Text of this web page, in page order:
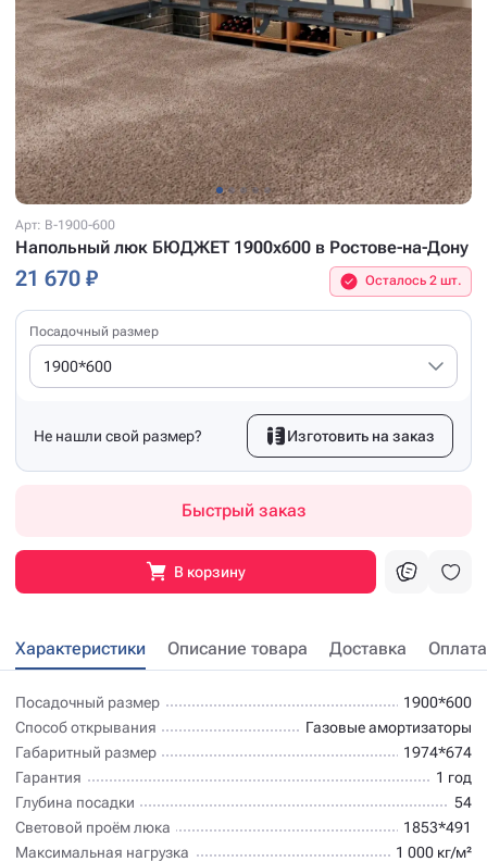
Арт: B-1900-600
Напольный люк БЮДЖЕТ 1900x600 в Ростове-на-Дону
21 670 ₽ Осталось 2 шт.
Посадочный размер
1900*600
Не нашли свой размер? Изготовить на заказ
Быстрый заказ
В корзину
Характеристики Описание товара Доставка Оплата
Посадочный размер
1900*600
Способ открывания
Газовые амортизаторы
Габаритный размер
1974*674
Гарантия
1 год
Глубина посадки
54
Световой проём люка
1853*491
Максимальная нагрузка
1 000 кг/м²